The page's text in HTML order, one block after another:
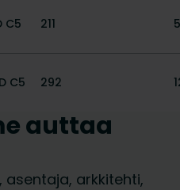
C5
211
C5
292
auttaa
arkkitehti,